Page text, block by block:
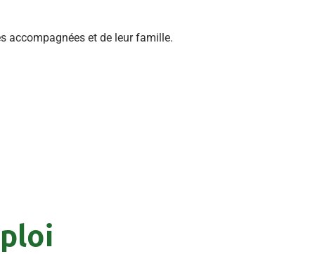
accompagnées et de leur famille.